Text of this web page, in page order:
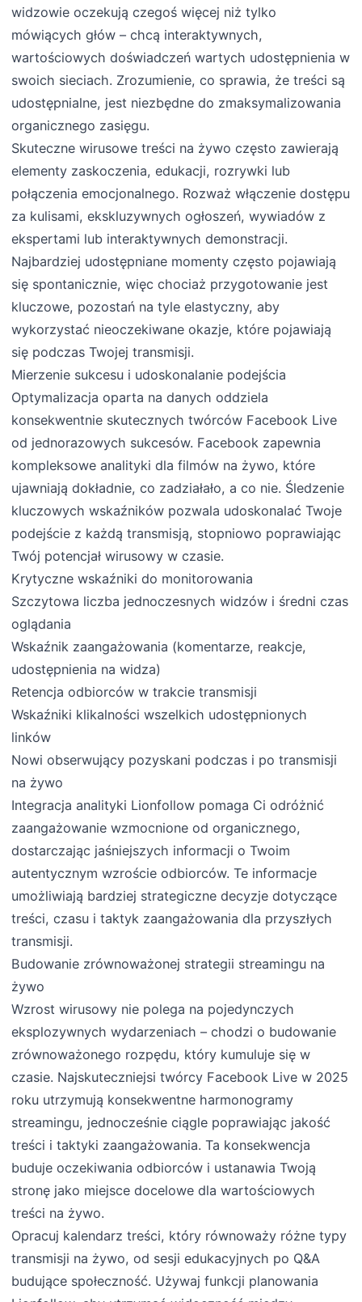
widzowie oczekują czegoś więcej niż tylko
mówiących głów – chcą interaktywnych,
wartościowych doświadczeń wartych udostępnienia w
swoich sieciach. Zrozumienie, co sprawia, że treści są
udostępnialne, jest niezbędne do zmaksymalizowania
organicznego zasięgu.
Skuteczne wirusowe treści na żywo często zawierają
elementy zaskoczenia, edukacji, rozrywki lub
połączenia emocjonalnego. Rozważ włączenie dostępu
za kulisami, ekskluzywnych ogłoszeń, wywiadów z
ekspertami lub interaktywnych demonstracji.
Najbardziej udostępniane momenty często pojawiają
się spontanicznie, więc chociaż przygotowanie jest
kluczowe, pozostań na tyle elastyczny, aby
wykorzystać nieoczekiwane okazje, które pojawiają
się podczas Twojej transmisji.
Mierzenie sukcesu i udoskonalanie podejścia
Optymalizacja oparta na danych oddziela
konsekwentnie skutecznych twórców Facebook Live
od jednorazowych sukcesów. Facebook zapewnia
kompleksowe analityki dla filmów na żywo, które
ujawniają dokładnie, co zadziałało, a co nie. Śledzenie
kluczowych wskaźników pozwala udoskonalać Twoje
podejście z każdą transmisją, stopniowo poprawiając
Twój potencjał wirusowy w czasie.
Krytyczne wskaźniki do monitorowania
Szczytowa liczba jednoczesnych widzów i średni czas
oglądania
Wskaźnik zaangażowania (komentarze, reakcje,
udostępnienia na widza)
Retencja odbiorców w trakcie transmisji
Wskaźniki klikalności wszelkich udostępnionych
linków
Nowi obserwujący pozyskani podczas i po transmisji
na żywo
Integracja analityki Lionfollow pomaga Ci odróżnić
zaangażowanie wzmocnione od organicznego,
dostarczając jaśniejszych informacji o Twoim
autentycznym wzroście odbiorców. Te informacje
umożliwiają bardziej strategiczne decyzje dotyczące
treści, czasu i taktyk zaangażowania dla przyszłych
transmisji.
Budowanie zrównoważonej strategii streamingu na
żywo
Wzrost wirusowy nie polega na pojedynczych
eksplozywnych wydarzeniach – chodzi o budowanie
zrównoważonego rozpędu, który kumuluje się w
czasie. Najskuteczniejsi twórcy Facebook Live w 2025
roku utrzymują konsekwentne harmonogramy
streamingu, jednocześnie ciągle poprawiając jakość
treści i taktyki zaangażowania. Ta konsekwencja
buduje oczekiwania odbiorców i ustanawia Twoją
stronę jako miejsce docelowe dla wartościowych
treści na żywo.
Opracuj kalendarz treści, który równoważy różne typy
transmisji na żywo, od sesji edukacyjnych po Q&A
budujące społeczność. Używaj funkcji planowania